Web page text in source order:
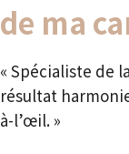
de ma
« Spécialiste de
résultat
à-l’œil. »